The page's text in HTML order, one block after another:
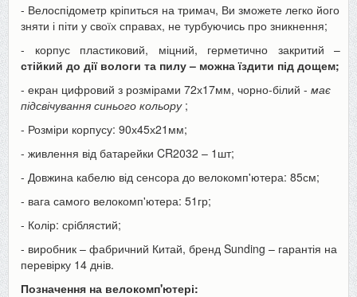
- Велоспідометр кріпиться на тримач, Ви зможете легко його
зняти і піти у своїх справах, не турбуючись про зникнення;
- корпус пластиковий, міцний, герметично закритий –
стійкий до дії вологи та пилу – можна їздити під дощем;
- екран цифровий з розмірами 72х17мм, чорно-білий - має
підсвічування синього кольору;
- Розміри корпусу: 90х45х21мм;
- живлення від батарейки CR2032 – 1шт;
- Довжина кабелю від сенсора до велокомп'ютера: 85см;
- вага самого велокомп'ютера: 51гр;
- Колір: сріблястий;
- виробник – фабричний Китай, бренд Sunding – гарантія на
перевірку 14 днів.
Позначення на велокомп'ютері: